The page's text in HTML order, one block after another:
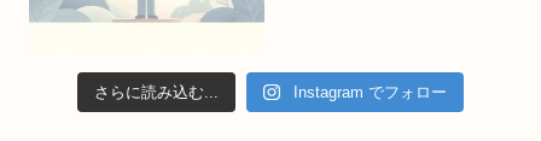
さらに読み込む... Instagram でフォロー